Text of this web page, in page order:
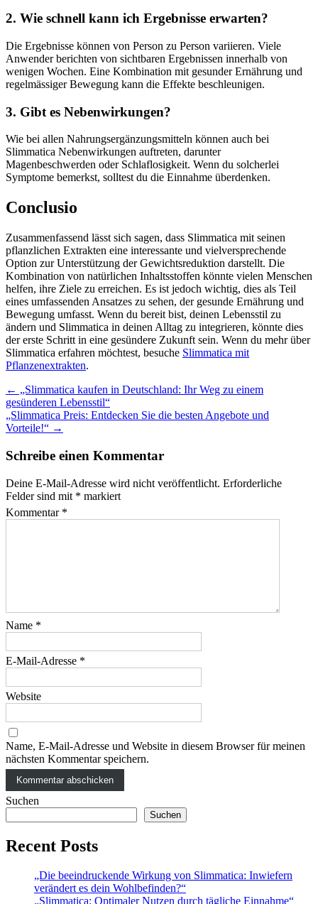
2. Wie schnell kann ich Ergebnisse erwarten?
Die Ergebnisse können von Person zu Person variieren. Viele
Anwender berichten von sichtbaren Ergebnissen innerhalb von
wenigen Wochen. Eine Kombination mit gesunder Ernährung und
regelmässiger Bewegung kann die Effekte beschleunigen.
3. Gibt es Nebenwirkungen?
Wie bei allen Nahrungsergänzungsmitteln können auch bei
Slimmatica Nebenwirkungen auftreten, darunter
Magenbeschwerden oder Schlaflosigkeit. Wenn du solcherlei
Symptome bemerkst, solltest du die Einnahme überdenken.
Conclusio
Zusammenfassend lässt sich sagen, dass Slimmatica mit seinen
pflanzlichen Extrakten eine interessante und vielversprechende
Option zur Unterstützung der Gewichtsreduktion darstellt. Die
Kombination von natürlichen Inhaltsstoffen könnte vielen Menschen
helfen, ihre Ziele zu erreichen. Es ist jedoch wichtig, dies als Teil
eines umfassenden Ansatzes zu sehen, der gesunde Ernährung und
Bewegung umfasst. Wenn du bereit bist, deinen Lebensstil zu
ändern und Slimmatica in deinen Alltag zu integrieren, könnte dies
der erste Schritt in eine gesündere Zukunft sein. Wenn du mehr über
Slimmatica erfahren möchtest, besuche Slimmatica mit
Pflanzenextrakten.
Post
navigation
← „Slimmatica kaufen in Deutschland: Ihr Weg zu einem
gesünderen Lebensstil“
„Slimmatica Preis: Entdecken Sie die besten Angebote und
Vorteile!“ →
Schreibe einen Kommentar
Deine E-Mail-Adresse wird nicht veröffentlicht. Erforderliche
Felder sind mit * markiert
Kommentar *
Name *
E-Mail-Adresse *
Website
Name, E-Mail-Adresse und Website in diesem Browser für meinen
nächsten Kommentar speichern.
Suchen
Suchen
Recent Posts
„Die beeindruckende Wirkung von Slimmatica: Inwiefern
verändert es dein Wohlbefinden?“
„Slimmatica: Optimaler Nutzen durch tägliche Einnahme“